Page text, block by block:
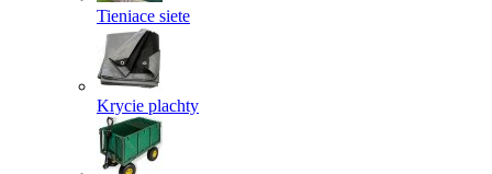
Tieniace siete
Krycie plachty